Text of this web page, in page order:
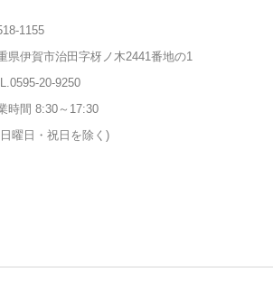
1155
県伊賀市治田字枒ノ木2441番地の1
0595-20-9250
時間 8:30～17:30
曜日・祝日を除く)